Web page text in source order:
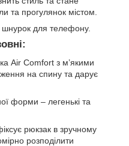
та прогулянок містом.
для телефону.
Air Comfort з м’якими
на спину та дарує
форми – легенькі та
рюкзак в зручному
розподілити